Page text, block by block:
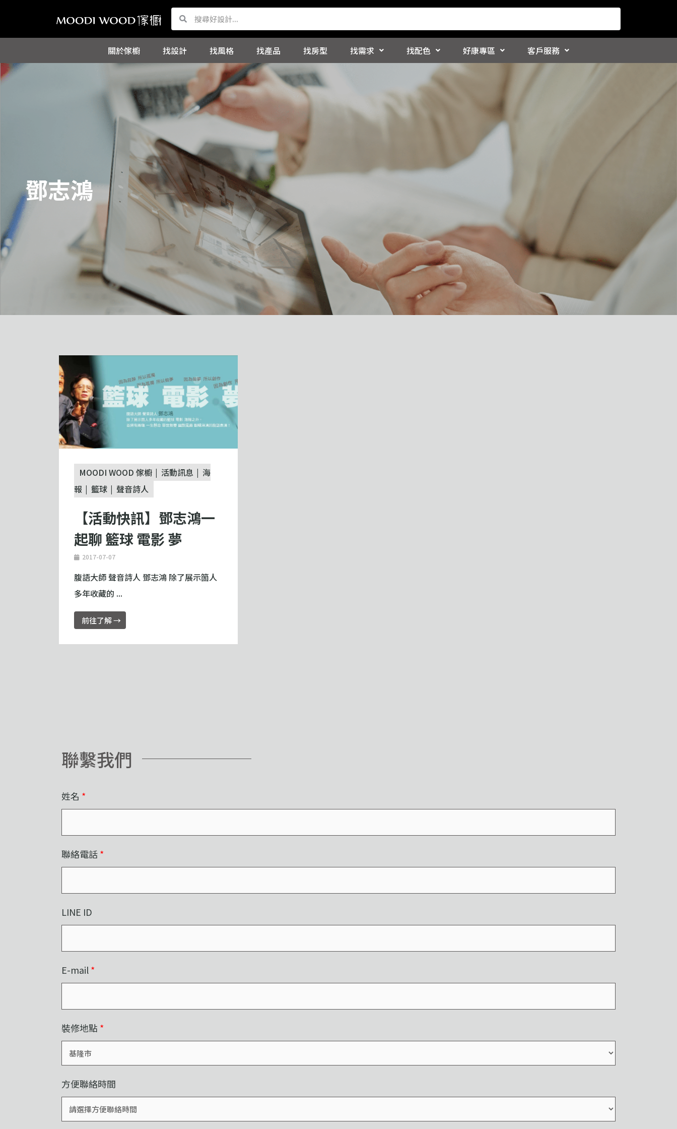
主
內
Search
Search
關於傢櫥 找設計 找風格 找產品 找房型 找需求 找配色 好康專區 客戶服務
鄧志鴻
MOODI WOOD 傢櫥 活動訊息
海
報
籃球 聲音詩人
【活動快訊】鄧志鴻一
起聊 籃球 電影 夢
2017-07-07
腹語大師 聲音詩人 鄧志鴻 除了展示箇人
多年收藏的 ...
前往了解 →
聯繫我們
姓名 *
聯絡電話*
LINE ID
E-mail*
裝修地點 *
方便聯絡時間